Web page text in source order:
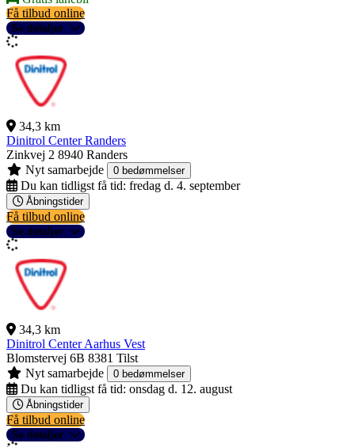
Få tilbud online
Se detaljer
34,3 km
Dinitrol Center Randers
Zinkvej 2 8940 Randers
Nyt samarbejde
0 bedømmelser
Du kan tidligst få tid: fredag d. 4. september
Åbningstider
Få tilbud online
Se detaljer
34,3 km
Dinitrol Center Aarhus Vest
Blomstervej 6B 8381 Tilst
Nyt samarbejde
0 bedømmelser
Du kan tidligst få tid: onsdag d. 12. august
Åbningstider
Få tilbud online
Se detaljer